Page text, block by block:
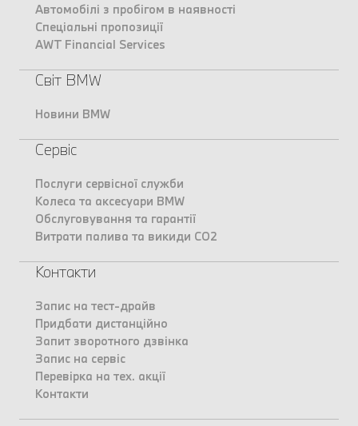
Автомобілі з пробігом в наявності
Спеціальні пропозиції
AWT Financial Services
Світ BMW
Новини BMW
Сервіс
Послуги сервісної служби
Колеса та аксесуари BMW
Обслуговування та гарантії
Витрати палива та викиди CO2
Контакти
Запис на тест-драйв
Придбати дистанційно
Запит зворотного дзвінка
Запис на сервіс
Перевірка на тех. акції
Контакти